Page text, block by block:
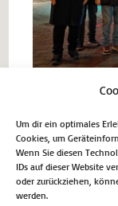
Um dir ein optimales
Cookies, um
Wenn Sie diesen
IDs auf dieser Website
oder zurückziehen,
werden.
Vorheriger
Expertenforum
Kreis“ in